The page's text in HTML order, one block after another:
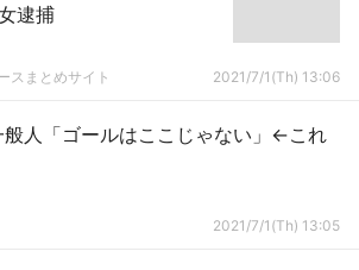
逮捕
スまとめサイト 2021/7/1(Th) 13:06
般人「ゴールはここじゃない」←これ
2021/7/1(Th) 13:05